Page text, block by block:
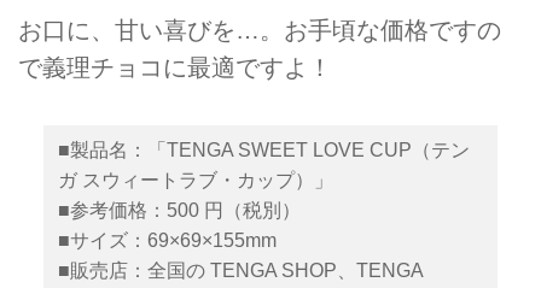
お口に、甘い喜びを…。お手頃な価格ですの
で義理チョコに最適ですよ！
■製品名：「TENGA SWEET LOVE CUP（テン
ガ スウィートラブ・カップ）」
■参考価格：500 円（税別）
■サイズ：69×69×155mm
■販売店：全国の TENGA SHOP、TENGA